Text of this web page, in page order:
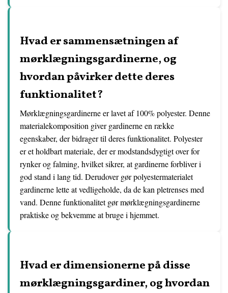
Hvad er sammensætningen af
mørklægningsgardinerne, og
hvordan påvirker dette deres
funktionalitet?
Mørklægningsgardinerne er lavet af 100% polyester. Denne
materialekomposition giver gardinerne en række
egenskaber, der bidrager til deres funktionalitet. Polyester
er et holdbart materiale, der er modstandsdygtigt over for
rynker og falming, hvilket sikrer, at gardinerne forbliver i
god stand i lang tid. Derudover gør polyestermaterialet
gardinerne lette at vedligeholde, da de kan pletrenses med
vand. Denne funktionalitet gør mørklægningsgardinerne
praktiske og bekvemme at bruge i hjemmet.
Hvad er dimensionerne på disse
mørklægningsgardiner, og hvordan